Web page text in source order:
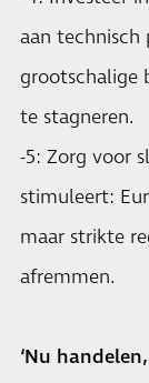
aan technisch
grootschalige
te stagneren.
-5: Zorg voor
stimuleert:
maar strikte
afremmen.
‘Nu